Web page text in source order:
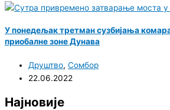
У понедељак третман сузбијања
приобалне зоне Дунава
Друштво, Сомбор
22.06.2022
Најновије